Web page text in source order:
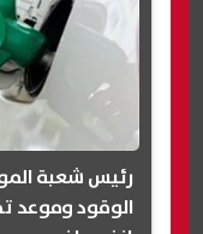
رئيس شعبة
الوقود وموعد